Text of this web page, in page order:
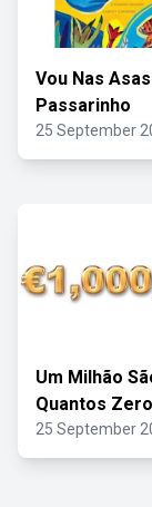
Vou Nas
Passarinho
25 September
Um Milhão
Quantos
25 September